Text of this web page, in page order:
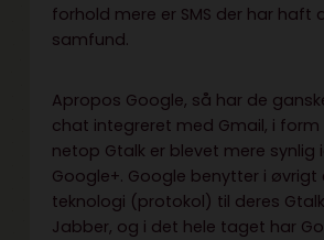
forhold mere er SMS der har haft
samfund.
Apropos Google, så har de
chat integreret med Gmail, i form
netop Gtalk er blevet mere synlig
Google+. Google benytter i øvrigt
teknologi (protokol) til deres
Jabber, og i det hele taget har